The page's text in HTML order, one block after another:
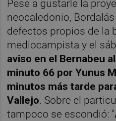
Pese a gustarle la
neocaledonio,
defectos propios de la
mediocampista y el
aviso en el Bernabeu
minuto 66 por Yunus
minutos más tarde
Vallejo. Sobre el
tampoco se escondió: "